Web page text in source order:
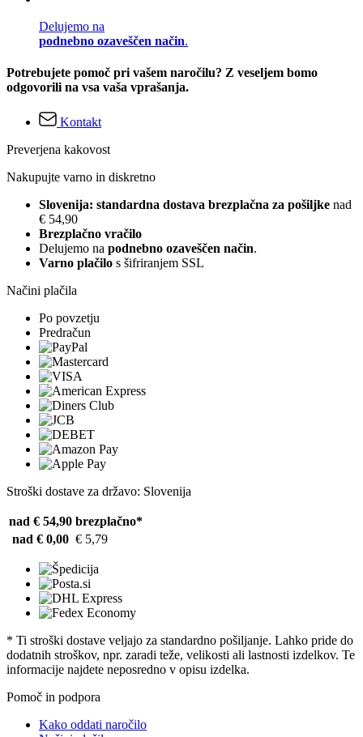
Delujemo na
podnebno ozaveščen način.
Potrebujete pomoč pri vašem naročilu? Z veseljem bomo
odgovorili na vsa vaša vprašanja.
Kontakt
Preverjena kakovost
Nakupujte varno in diskretno
Slovenija: standardna dostava brezplačna za pošiljke nad
€ 54,90
Brezplačno vračilo
Delujemo na podnebno ozaveščen način.
Varno plačilo s šifriranjem SSL
Načini plačila
Po povzetju
Predračun
Stroški dostave za državo: Slovenija
nad € 54,90 brezplačno*
nad € 0,00 € 5,79
* Ti stroški dostave veljajo za standardno pošiljanje. Lahko pride do
dodatnih stroškov, npr. zaradi teže, velikosti ali lastnosti izdelkov. Te
informacije najdete neposredno v opisu izdelka.
Pomoč in podpora
Kako oddati naročilo